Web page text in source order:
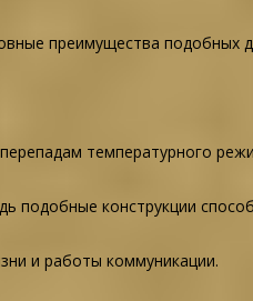
преимущества подобных
температурного
подобные конструкции
и работы коммуникации.